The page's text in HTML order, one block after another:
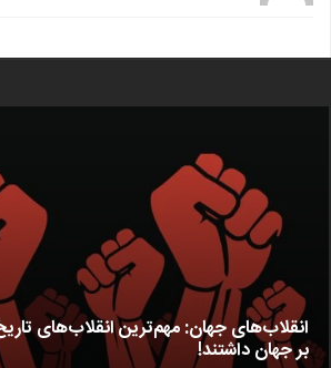
انقلاب‌های جهان: مهم‌ترین انقلاب‌های
بر جهان داشتند!